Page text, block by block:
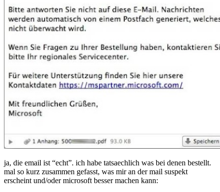
ja, die email ist “echt”. ich habe tatsaechlich was bei denen bestellt.
mal so kurz zusammen gefasst, was mir an der mail suspekt
erscheint und/oder microsoft besser machen kann: